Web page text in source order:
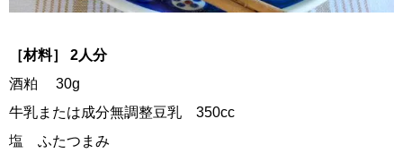
［材料］ 2人分
酒粕 30g
牛乳または成分無調整豆乳 350cc
塩 ふたつまみ